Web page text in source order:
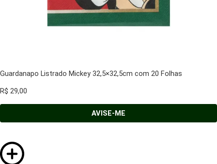
Guardanapo Listrado Mickey 32,5×32,5cm com 20 Folhas
R$ 29,00
AVISE-ME